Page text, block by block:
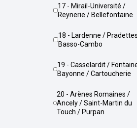
17 - Mirail-Université /
Reynerie / Bellefontaine
18 - Lardenne / Pradettes /
Basso-Cambo
19 - Casselardit / Fontaine-
Bayonne / Cartoucherie
20 - Arènes Romaines /
Ancely / Saint-Martin du
Touch / Purpan